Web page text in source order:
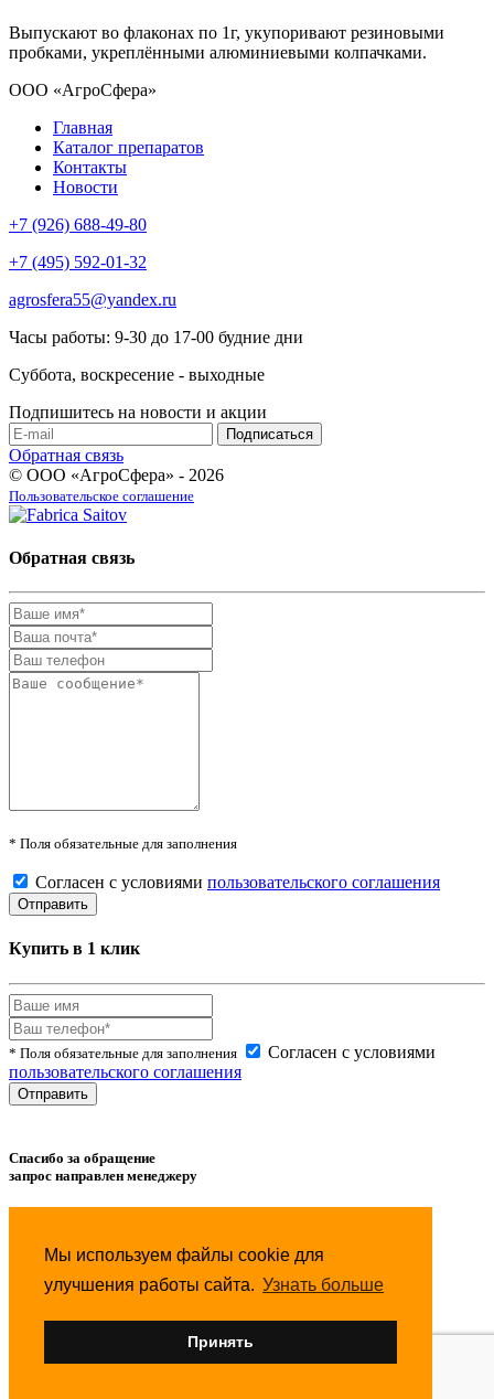
Мы используем файлы cookie для
улучшения работы сайта. Узнать больше
Принять
Выпускают во флаконах по 1г, укупоривают резиновыми
пробками, укреплёнными алюминиевыми колпачками.
ООО «АгроСфера»
Главная
Каталог препаратов
Контакты
Новости
+7 (926) 688-49-80
+7 (495) 592-01-32
agrosfera55@yandex.ru
Часы работы: 9-30 до 17-00 будние дни
Суббота, воскресение - выходные
Подпишитесь на новости и акции
Обратная связь
© ООО «АгроСфера» - 2026
Пользовательское соглашение
Обратная связь
* Поля обязательные для заполнения
Согласен с условиями пользовательского соглашения
Купить в 1 клик
* Поля обязательные для заполнения
Согласен с условиями
пользовательского соглашения
Спасибо за обращение
запрос направлен менеджеру
Товар успешноудалениз сравнения.
Товар успешнодобавленв избранное.